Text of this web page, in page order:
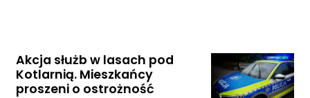
Akcja służb w lasach pod
Kotlarnią. Mieszkańcy
proszeni o ostrożność